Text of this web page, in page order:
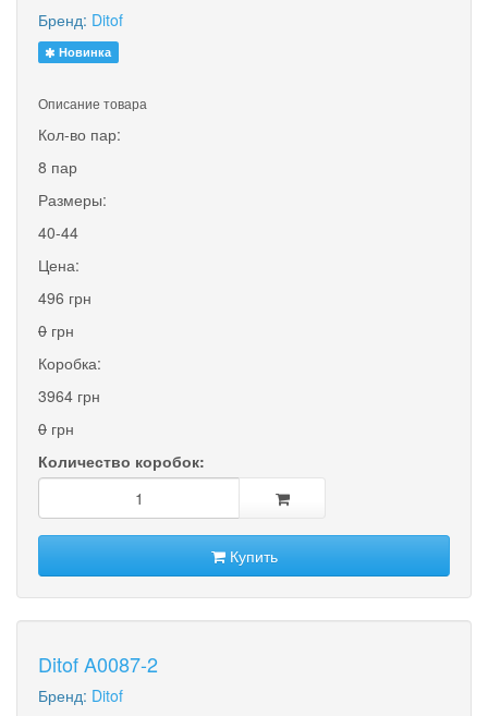
Бренд: Ditof
Новинка
Описание товара
Кол-во пар:
8 пар
Размеры:
40-44
Цена:
496 грн
0 грн
Коробка:
3964 грн
0 грн
Количество коробок:
Купить
Ditof A0087-2
Бренд: Ditof